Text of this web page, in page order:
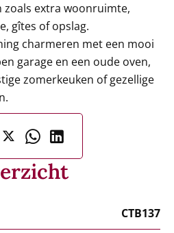
extra woonruimte,
gîtes of opslag.
charmeren met een mooi
garage en een oude oven,
zomerkeuken of gezellige
CTB137